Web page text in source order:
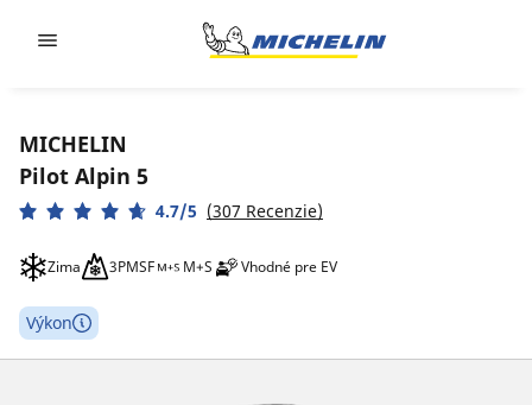
MICHELIN
Pilot Alpin 5
4.7/5 (307 Recenzie)
Zima 3PMSF M+S Vhodné pre EV
Výkon